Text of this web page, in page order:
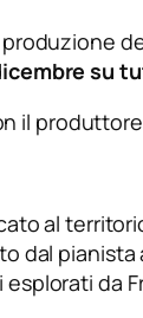
produzione
su
il produttore
al
pianista
da